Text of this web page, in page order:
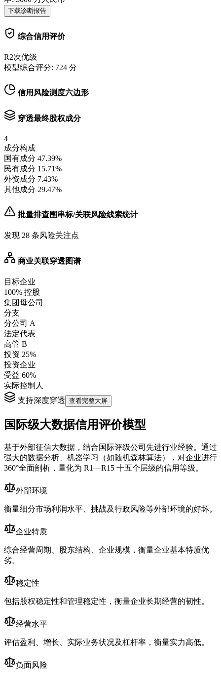
下载诊断报告
综合信用评价
R2次优级
模型综合评分: 724 分
信用风险测度六边形
穿透最终股权成分
4
成分构成
国有成分 47.39%
民有成分 15.71%
外资成分 7.43%
其他成分 29.47%
批量排查围串标/关联风险线索统计
发现 28 条风险关注点
商业关联穿透图谱
目标企业
100% 控股
集团母公司
分支
分公司 A
法定代表
高管 B
投资 25%
投资企业
受益 60%
实际控制人
支持深度穿透 查看完整大屏
国际级大数据信用评价模型
基于外部征信大数据，结合国际评级公司先进行业经验。通过
强大的数据分析、机器学习（如随机森林算法），对企业进行
360°全面剖析，量化为 R1—R15 十五个层级的信用等级。
外部环境
衡量细分市场利润水平、挑战及行政风险等外部环境的好坏。
企业特质
综合经营周期、股东结构、企业规模，衡量企业基本特质优
劣。
稳定性
包括股权稳定性和管理稳定性，衡量企业长期经营的韧性。
经营水平
评估盈利、增长、实际业务状况及杠杆率，衡量实力高低。
负面风险